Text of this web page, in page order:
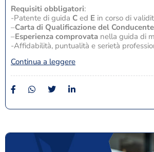
Requisiti obbligatori:
-Patente di guida C ed E in corso di
–Carta di Qualificazione del
–Esperienza comprovata nella guida di
-Affidabilità, puntualità e serietà
Continua a leggere